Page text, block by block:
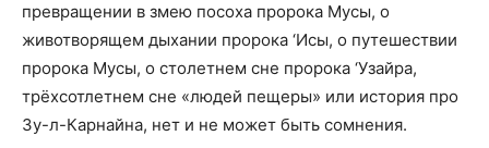
превращении в змею посоха пророка Мусы, о
животворящем дыхании пророка ‘Исы, о путешествии
пророка Мусы, о столетнем сне пророка ‘Узайра,
трёхсотлетнем сне «людей пещеры» или история про
Зу-л-Карнайна, нет и не может быть сомнения.